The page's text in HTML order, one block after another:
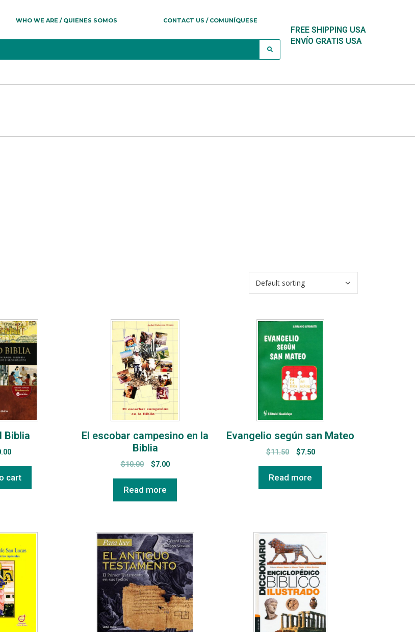
WHO WE ARE / QUIENES SOMOS CONTACT US / COMUNÍQUESE
FREE SHIPPING USA
ENVÍO GRATIS USA
Biblia
cart
El escobar campesino en la
Biblia
$10.00 $7.00
Read more
Evangelio según san Mateo
$11.50 $7.50
Read more